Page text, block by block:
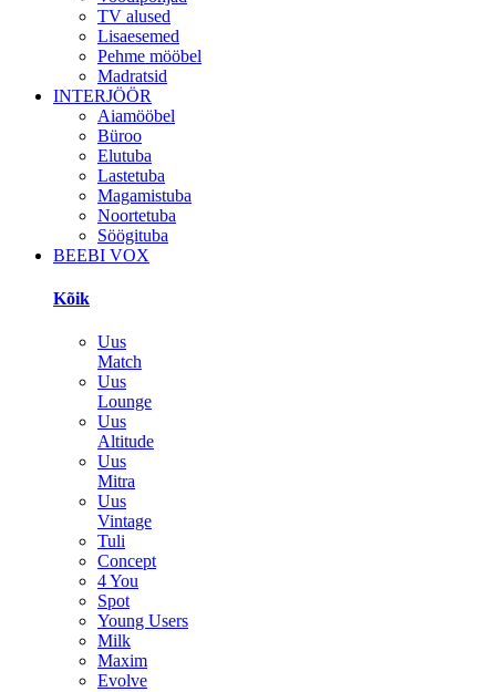
TV alused
Lisaesemed
Pehme mööbel
Madratsid
INTERJÖÖR
Aiamööbel
Büroo
Elutuba
Lastetuba
Magamistuba
Noortetuba
Söögituba
BEEBI VOX
Kõik
Uus
Match
Uus
Lounge
Uus
Altitude
Uus
Mitra
Uus
Vintage
Tuli
Concept
4 You
Spot
Young Users
Milk
Maxim
Evolve